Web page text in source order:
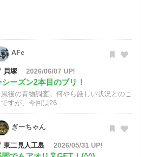
AFe
貝塚 2026/06/07 UP!
シーズン2本目のブリ！
風後の青物調査。何やら厳しい状況とのこ
ですが、今回は26...
ぎーちゃん
東二見人工島 2026/05/31 UP!